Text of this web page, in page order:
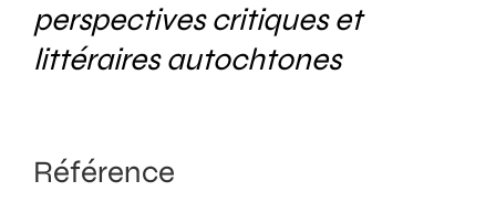
perspectives critiques et
littéraires autochtones
Référence